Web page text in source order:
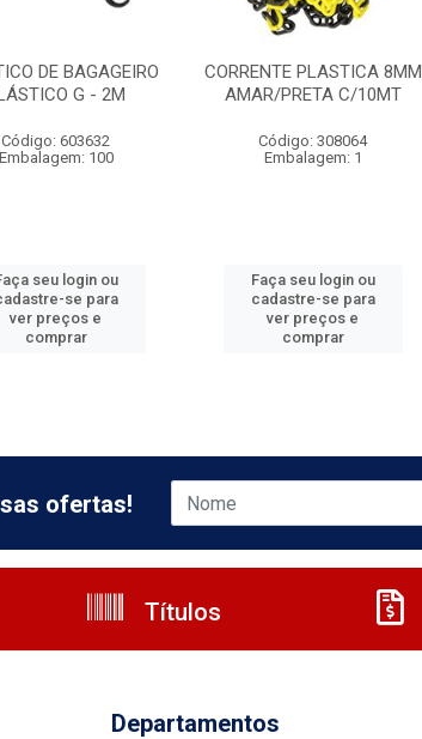
DE BAGAGEIRO
G - 2M
Código: 603632
Embalagem: 100
seu login ou
se para
ver preços e
comprar
CORRENTE PLASTICA 8MM
AMAR/PRETA C/10MT
Código: 308064
Embalagem: 1
Faça seu login ou
cadastre-se para
ver preços e
comprar
ofertas!
Títulos
Departamentos